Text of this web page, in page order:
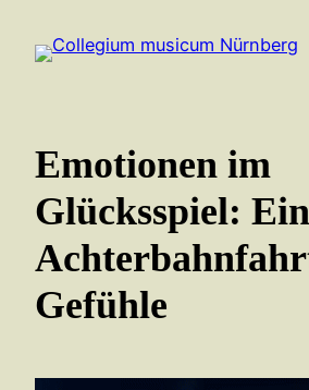
Inhalt
Emotionen im
Glücksspiel:
Gefühle